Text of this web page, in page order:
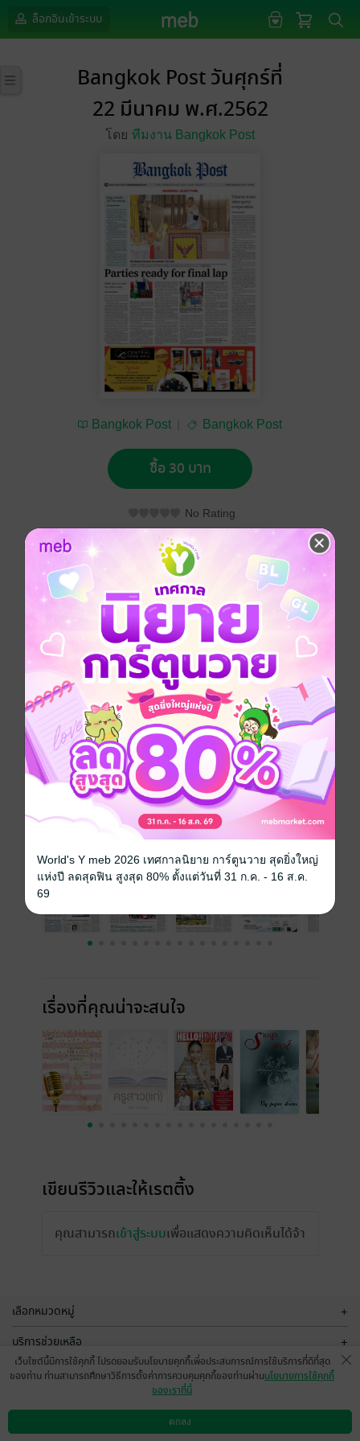
ล็อกอินเข้าระบบ
Bangkok Post วันศุกร์ที่
22 มีนาคม พ.ศ.2562
โดย ทีมงาน Bangkok Post
Bangkok Post Bangkok Post
ซื้อ 30 บาท
No Rating
อยากได้ ซื้อเป็นของขวัญ ติดตาม แชร์
Bangkok Post วันศุกร์ที่ 22 มีนาคม พ.ศ.2562
ประเภทไฟล์ pdf
วันที่วางขาย 21 มีนาคม 2562
ความยาว 68 หน้า
ราคาปก 30 บาท
ฉบับย้อนหลัง ดูทั้งหมด
เรื่องที่คุณน่าจะสนใจ
เขียนรีวิวและให้เรตติ้ง
คุณสามารถเข้าสู่ระบบเพื่อแสดงความคิดเห็นได้จ้า
เลือกหมวดหมู่ +
บริการช่วยเหลือ +
เกี่ยวกับเรา
ดาวน์โหลดแอป วิธีการใช้งาน ติดต่อเรา
เว็บไซต์นี้มีการใช้คุกกี้ โปรดยอมรับนโยบายคุกกี้เพื่อประสบการณ์การใช้บริการที่ดีที่สุด
ของท่าน ท่านสามารถศึกษาวิธีการตั้งค่าการควบคุมคุกกี้ของท่านผ่านนโยบายการใช้คุกกี้
ของเราที่นี่
ตกลง
World's Y meb 2026 เทศกาลนิยาย การ์ตูนวาย สุดยิ่งใหญ่
แห่งปี ลดสุดฟิน สูงสุด 80% ตั้งแต่วันที่ 31 ก.ค. - 16 ส.ค.
69